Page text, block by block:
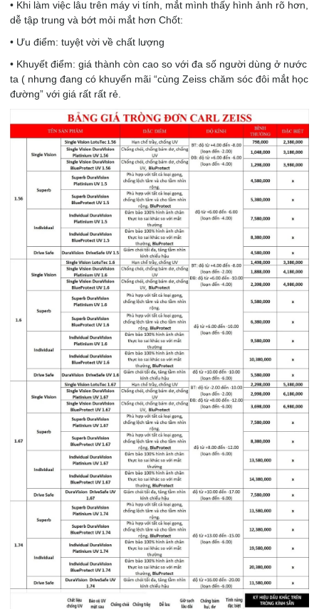
• Khi làm việc lâu trên máy vi tính, mắt mình thấy hình ảnh rõ hơn,
dễ tập trung và bớt mỏi mắt hơn Chốt:
• Ưu điểm: tuyệt vời về chất lượng
• Khuyết điểm: giá thành còn cao so với đa số người dùng ở nước
ta ( nhưng đang có khuyến mãi “cùng Zeiss chăm sóc đôi mắt học
đường” với giá rất rất rẻ.